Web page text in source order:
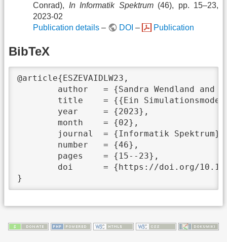
Conrad), In Informatik Spektrum(46), pp. 15–23,
2023-02
Publication details – DOI – Publication
BibTeX
@article{ESZEVAIDLW23,